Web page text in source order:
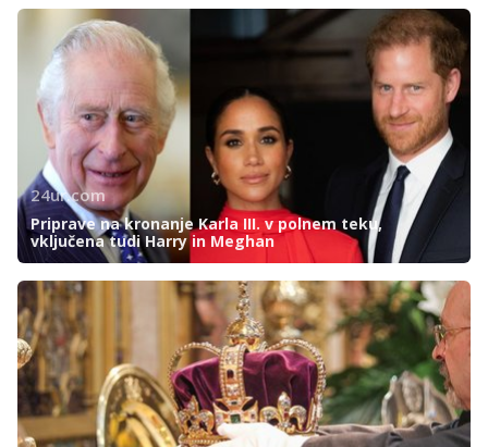
24ur.com
Priprave na kronanje Karla III. v polnem teku,
vključena tudi Harry in Meghan